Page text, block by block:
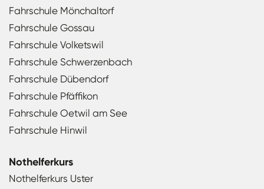
Fahrschule Mönchaltorf
Fahrschule Gossau
Fahrschule Volketswil
Fahrschule Schwerzenbach
Fahrschule Dübendorf
Fahrschule Pfäffikon
Fahrschule Oetwil am See
Fahrschule Hinwil
Nothelferkurs
Nothelferkurs Uster